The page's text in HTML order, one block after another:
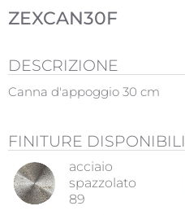
ZEXCAN30F
DESCRIZIONE
Canna d'appoggio 30 cm
FINITURE DISPONIBILI
acciaio
spazzolato
89